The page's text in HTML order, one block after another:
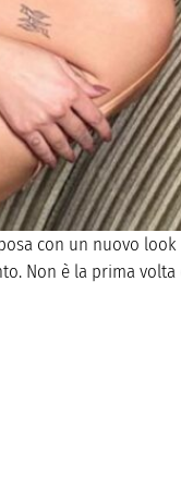
con un nuovo
Non è la prima